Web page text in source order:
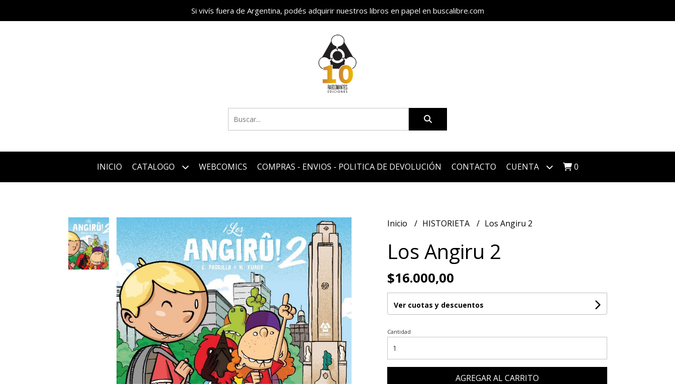
Si vivís fuera de Argentina, podés adquirir nuestros libros en papel en buscalibre.com
INICIO CATALOGO WEBCOMICS COMPRAS - ENVIOS - POLITICA DE DEVOLUCIÓN CONTACTO CUENTA 0
Inicio HISTORIETA Los Angiru 2
Los Angiru 2
$16.000,00
Ver cuotas y descuentos
Cantidad
AGREGAR AL CARRITO